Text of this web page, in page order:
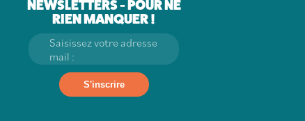
NEWSLETTERS - POUR NE
RIEN MANQUER !